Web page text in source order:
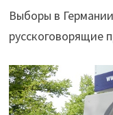
Выборы в
русскоговорящие